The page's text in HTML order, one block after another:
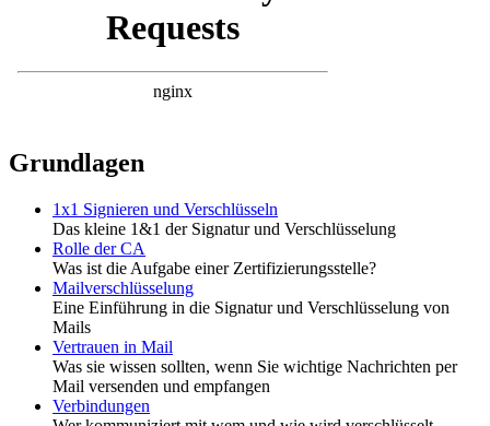
Grundlagen
1x1 Signieren und Verschlüsseln
Das kleine 1&1 der Signatur und Verschlüsselung
Rolle der CA
Was ist die Aufgabe einer Zertifizierungsstelle?
Mailverschlüsselung
Eine Einführung in die Signatur und Verschlüsselung von
Mails
Vertrauen in Mail
Was sie wissen sollten, wenn Sie wichtige Nachrichten per
Mail versenden und empfangen
Verbindungen